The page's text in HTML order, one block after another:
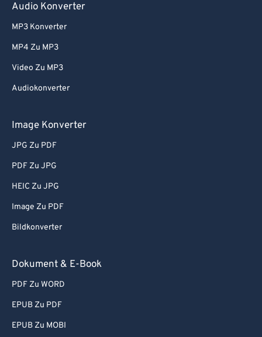
Audio Konverter
MP3 Konverter
MP4 Zu MP3
Video Zu MP3
Audiokonverter
Image Konverter
JPG Zu PDF
PDF Zu JPG
HEIC Zu JPG
Image Zu PDF
Bildkonverter
Dokument & E-Book
PDF Zu WORD
EPUB Zu PDF
EPUB Zu MOBI